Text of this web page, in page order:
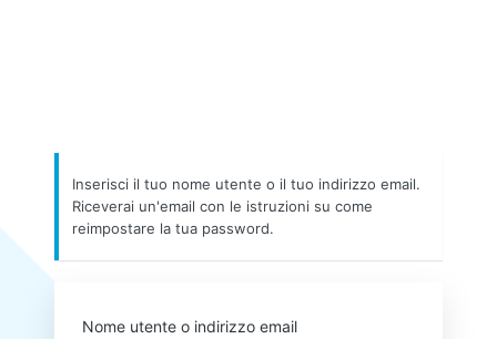
Inserisci il tuo nome utente o il tuo indirizzo email.
Riceverai un'email con le istruzioni su come
reimpostare la tua password.
Nome utente o indirizzo email